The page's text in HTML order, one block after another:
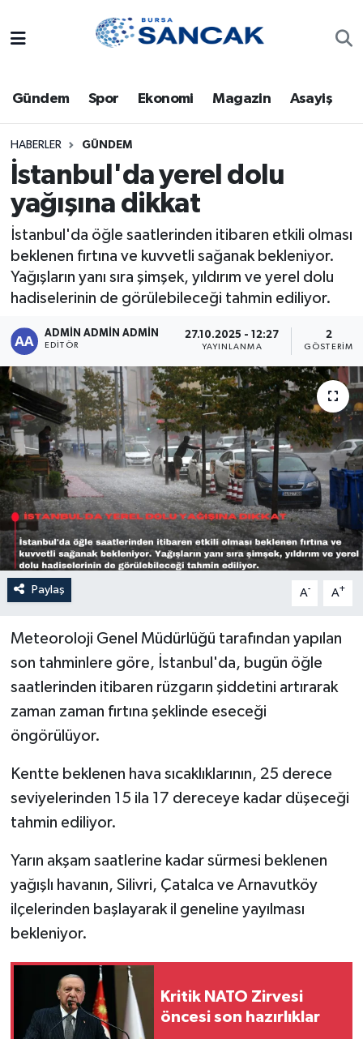
Gündem Spor Ekonomi Magazin Asayiş
HABERLER GÜNDEM
İstanbul'da yerel dolu
yağışına dikkat
İstanbul'da öğle saatlerinden itibaren etkili olması
beklenen fırtına ve kuvvetli sağanak bekleniyor.
Yağışların yanı sıra şimşek, yıldırım ve yerel dolu
hadiselerinin de görülebileceği tahmin ediliyor.
ADMİN ADMİN ADMİN
EDITÖR
27.10.2025 - 12:27
YAYINLANMA
2
GÖSTERIM
Paylaş A- A+
Meteoroloji Genel Müdürlüğü tarafından yapılan
son tahminlere göre, İstanbul'da, bugün öğle
saatlerinden itibaren rüzgarın şiddetini artırarak
zaman zaman fırtına şeklinde eseceği
öngörülüyor.
Kentte beklenen hava sıcaklıklarının, 25 derece
seviyelerinden 15 ila 17 dereceye kadar düşeceği
tahmin ediliyor.
Yarın akşam saatlerine kadar sürmesi beklenen
yağışlı havanın, Silivri, Çatalca ve Arnavutköy
ilçelerinden başlayarak il geneline yayılması
bekleniyor.
Kritik NATO Zirvesi
öncesi son hazırlıklar
Bursa
Dünya
Eğitim
Ekonomi
Genel
Magazin
Sağlık
Siyaset
Spor
Türkiye
Trafik Durumu
Süper Lig Puan Durumu ve Fikstür
Tüm Manşetler
Son Dakika Haberleri
Haber Arşivi